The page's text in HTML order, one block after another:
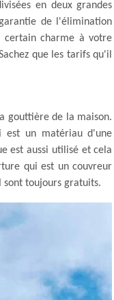
en deux grandes
de l'élimination
charme à votre
que les tarifs qu'il
gouttière de la maison.
est un matériau d'une
est aussi utilisé et cela
qui est un couvreur
sont toujours gratuits.